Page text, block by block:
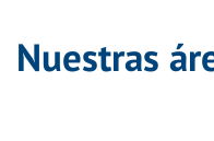
Nuestras